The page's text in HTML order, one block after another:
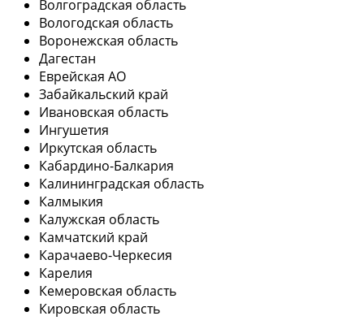
Волгоградская область
Вологодская область
Воронежская область
Дагестан
Еврейская АО
Забайкальский край
Ивановская область
Ингушетия
Иркутская область
Кабардино-Балкария
Калининградская область
Калмыкия
Калужская область
Камчатский край
Карачаево-Черкесия
Карелия
Кемеровская область
Кировская область